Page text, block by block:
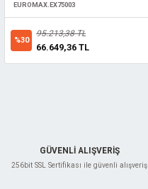
EUROMAX.EX75003
%30
95.213,38 TL
66.649,36 TL
GÜVENLİ ALIŞVERİŞ
256bit SSL Sertifikası ile güvenli alışveriş